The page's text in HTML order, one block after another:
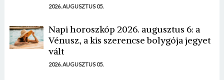
2026. AUGUSZTUS 05.
Napi horoszkóp 2026. augusztus 6: a
Vénusz, a kis szerencse bolygója jegyet
vált
2026. AUGUSZTUS 05.